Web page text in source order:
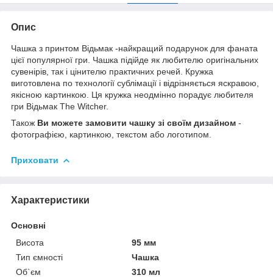
Опис
Чашка з принтом Відьмак -найкращий подарунок для фаната
цієї популярної гри. Чашка підійде як любителю оригінальних
сувенірів, так і цінителю практичних речей. Кружка
виготовлена по технології сублімації і відрізняється яскравою,
якісною картинкою. Ця кружка неодмінно порадує любителя
гри Відьмак The Witcher.
Також Ви можете замовити чашку зі своїм дизайном -
фотографією, картинкою, текстом або логотипом.
Приховати
Характеристики
Основні
Висота
95 мм
Тип ємності
Чашка
Об`єм
310 мл